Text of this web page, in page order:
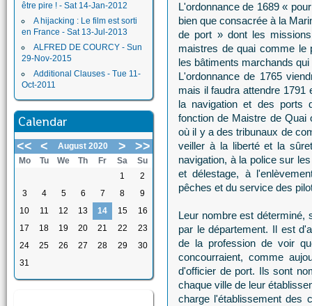
être pire ! - Sat 14-Jan-2012
A hijacking : Le film est sorti
en France - Sat 13-Jul-2013
ALFRED DE COURCY - Sun
29-Nov-2015
Additional Clauses - Tue 11-
Oct-2011
Calendar
<< < August 2020 > >>
Mo Tu We Th Fr Sa
Su
1
2
3
4 5 6 7 8
9
10
11 12 13 14 15
16
17
18 19 20 21 22
23
24
25 26 27 28 29
30
31
L'ordonnance de 1689 «
bien que consacrée à la
de port » dont les
maistres de quai comme le
les bâtiments marchands
L'ordonnance de 1765
mais il faudra attendre 1791
la navigation et des ports
fonction de Maistre de Quai
où il y a des tribunaux de
veiller à la liberté et la
navigation, à la police sur
et délestage, à
pêches et du service des
Leur nombre est déterminé,
par le département. Il est
de la profession de voir
concourraient, comme
d'officier de port. Ils sont
chaque ville de leur
charge l'établissement des